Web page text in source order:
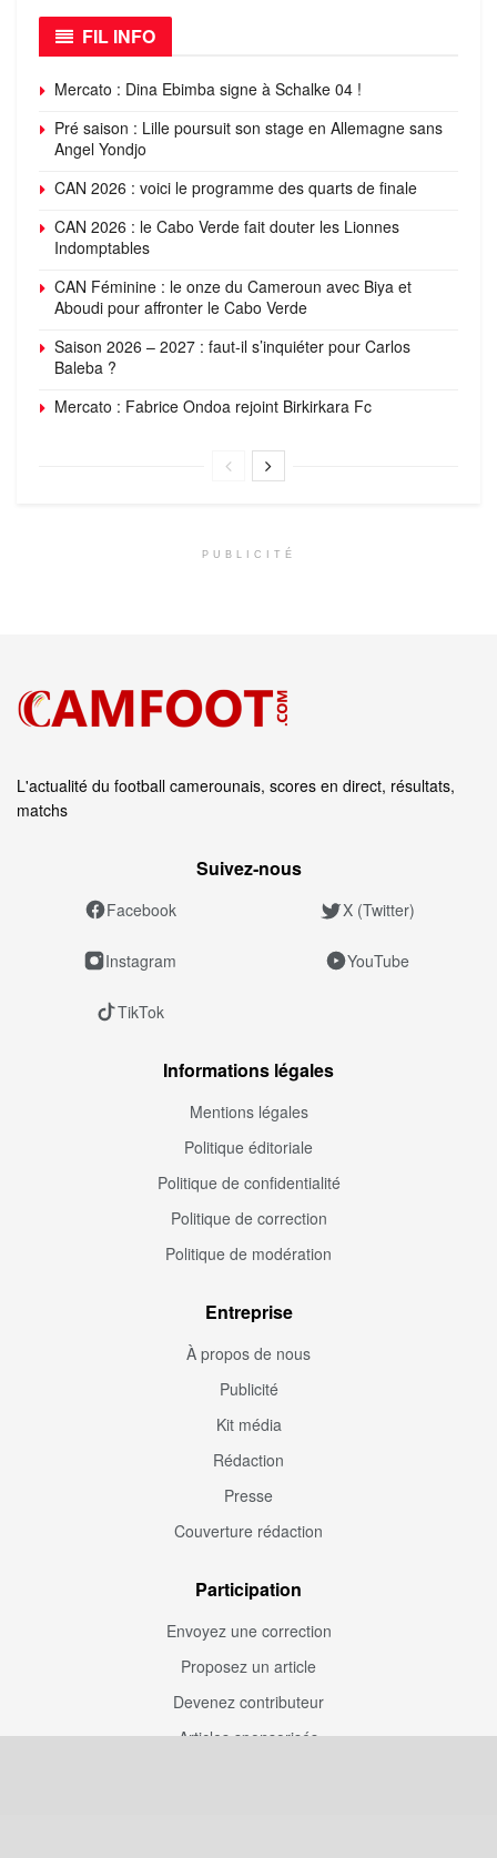
FIL INFO
Mercato : Dina Ebimba signe à Schalke 04 !
Pré saison : Lille poursuit son stage en Allemagne sans
Angel Yondjo
CAN 2026 : voici le programme des quarts de finale
CAN 2026 : le Cabo Verde fait douter les Lionnes
Indomptables
CAN Féminine : le onze du Cameroun avec Biya et
Aboudi pour affronter le Cabo Verde
Saison 2026 – 2027 : faut-il s’inquiéter pour Carlos
Baleba ?
Mercato : Fabrice Ondoa rejoint Birkirkara Fc
PUBLICITÉ
L'actualité du football camerounais, scores en direct, résultats,
matchs
Suivez‑nous
Facebook X (Twitter)
Instagram YouTube
TikTok
Informations légales
Mentions légales
Politique éditoriale
Politique de confidentialité
Politique de correction
Politique de modération
Entreprise
À propos de nous
Publicité
Kit média
Rédaction
Presse
Couverture rédaction
Participation
Envoyez une correction
Proposez un article
Devenez contributeur
Articles sponsorisés